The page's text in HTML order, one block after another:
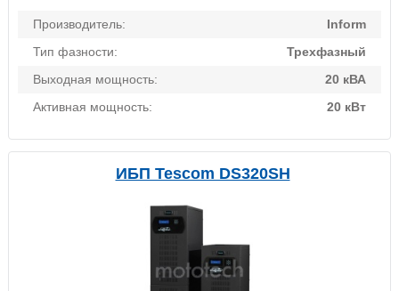
Производитель:
Inform
Тип фазности:
Трехфазный
Выходная мощность:
20 кВА
Активная мощность:
20 кВт
ИБП Tescom DS320SH